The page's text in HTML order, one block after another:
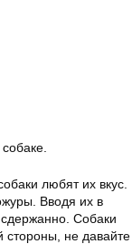
любят их вкус.
Вводя их в
сдержанно. Собаки
стороны, не давайте